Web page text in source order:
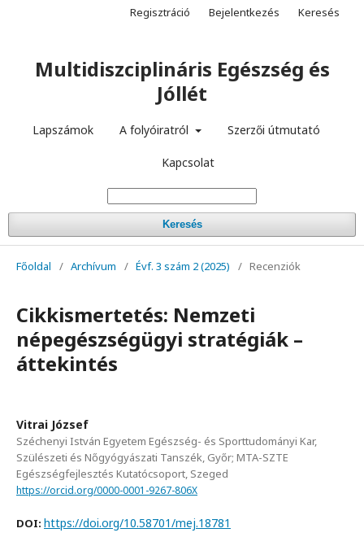
Multidiszciplináris Egészség és
Jóllét
Lapszámok A folyóiratról Szerzői útmutató
Kapcsolat
Keresés
Regisztráció Bejelentkezés Keresés
Főoldal / Archívum / Évf. 3 szám 2 (2025) / Recenziók
Cikkismertetés: Nemzeti
népegészségügyi stratégiák –
áttekintés
Vitrai József
Széchenyi István Egyetem Egészség- és Sporttudományi Kar,
Szülészeti és Nőgyógyászati Tanszék, Győr; MTA-SZTE
Egészségfejlesztés Kutatócsoport, Szeged
https://orcid.org/0000-0001-9267-806X
DOI: https://doi.org/10.58701/mej.18781